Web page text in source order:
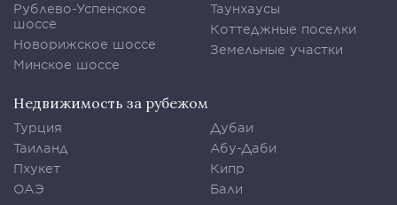
Рублево-Успенское
шоссе
Новорижское шоссе
Минское шоссе
Таунхаусы
Коттеджные поселки
Земельные участки
Недвижимость за рубежом
Турция
Таиланд
Пхукет
ОАЭ
Дубаи
Абу-Даби
Кипр
Бали